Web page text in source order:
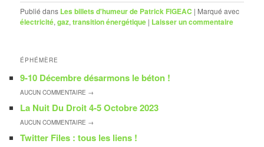
Publié dans Les billets d'humeur de Patrick FIGEAC | Marqué avec
électricité,gaz,transition énergétique | Laisser un commentaire
ÉPHÉMÈRE
9-10 Décembre désarmons le béton !
AUCUNCOMMENTAIRE →
La Nuit Du Droit 4-5 Octobre 2023
AUCUNCOMMENTAIRE →
Twitter Files : tous les liens !